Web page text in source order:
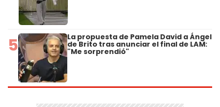
5 La propuesta de Pamela David a Ángel
de Brito tras anunciar el final de LAM:
"Me sorprendió"